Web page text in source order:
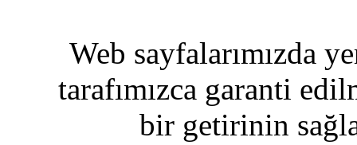
Web sayfalarımızda
tarafımızca garanti
bir getirinin